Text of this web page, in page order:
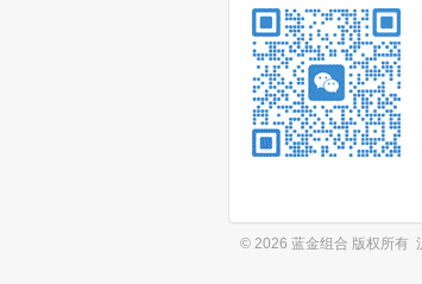
© 2026 蓝金组合 版权所有